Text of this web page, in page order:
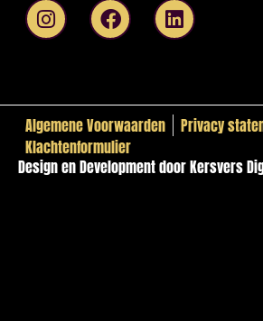
Algemene Voorwaarden
Privacy
Klachtenformulier
Design en Development door Kersvers